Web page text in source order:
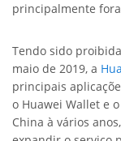
principalmente
Tendo sido
maio de 2019, a
principais
o Huawei Wallet e
China à vários